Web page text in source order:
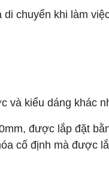
chuyển khi làm
và kiểu dáng khác
được lắp đặt
cố định mà được